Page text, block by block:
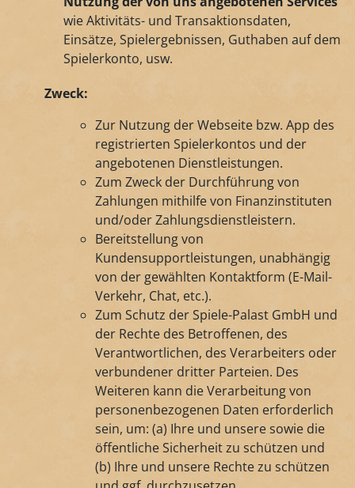
wie Aktivitäts- und Transaktionsdaten,
Einsätze, Spielergebnissen, Guthaben auf dem
Spielerkonto, usw.
Zweck:
Zur Nutzung der Webseite bzw. App des
registrierten Spielerkontos und der
angebotenen Dienstleistungen.
Zum Zweck der Durchführung von
Zahlungen mithilfe von Finanzinstituten
und/oder Zahlungsdienstleistern.
Bereitstellung von
Kundensupportleistungen, unabhängig
von der gewählten Kontaktform (E-Mail-
Verkehr, Chat, etc.).
Zum Schutz der Spiele-Palast GmbH und
der Rechte des Betroffenen, des
Verantwortlichen, des Verarbeiters oder
verbundener dritter Parteien. Des
Weiteren kann die Verarbeitung von
personenbezogenen Daten erforderlich
sein, um: (a) Ihre und unsere sowie die
öffentliche Sicherheit zu schützen und
(b) Ihre und unsere Rechte zu schützen